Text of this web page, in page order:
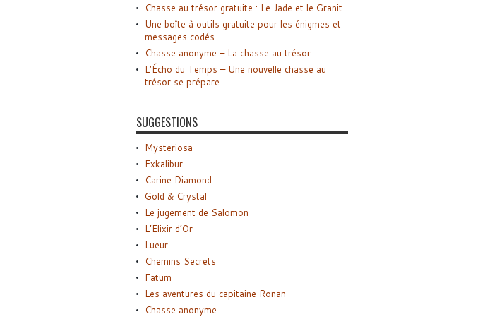
Chasse au trésor gratuite : Le Jade et le Granit
Une boîte à outils gratuite pour les énigmes et
messages codés
Chasse anonyme – La chasse au trésor
L’Écho du Temps – Une nouvelle chasse au
trésor se prépare
SUGGESTIONS
Mysteriosa
Exkalibur
Carine Diamond
Gold & Crystal
Le jugement de Salomon
L’Elixir d’Or
Lueur
Chemins Secrets
Fatum
Les aventures du capitaine Ronan
Chasse anonyme